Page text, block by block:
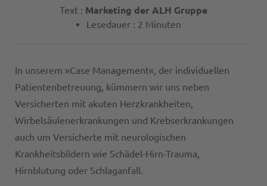
Text : Marketing der ALH Gruppe
Lesedauer : 2 Minuten
In unserem »Case Management«, der individuellen
Patientenbetreuung, kümmern wir uns neben
Versicherten mit akuten Herzkrankheiten,
Wirbelsäulenerkrankungen und Krebserkrankungen
auch um Versicherte mit neurologischen
Krankheitsbildern wie Schädel-Hirn-Trauma,
Hirnblutung oder Schlaganfall.